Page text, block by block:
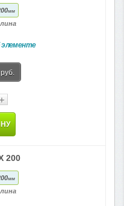
мм
элементе
руб.
200
мм